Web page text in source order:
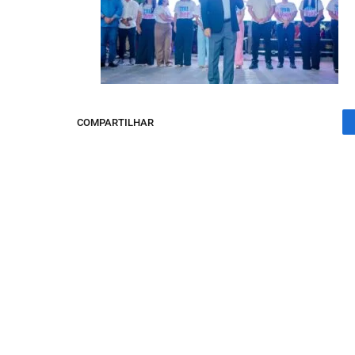
COMPARTILHAR